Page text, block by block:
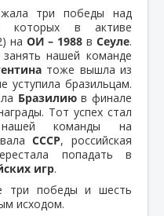
три победы над
которых в активе
на ОИ – 1988 в Сеуле.
нашей команде
тоже вышла из
уступила бразильцам.
Бразилиюв финале
Тот успех стал
команды на
СССР, российская
попадать в
игр.
три победы и шесть
исходом.